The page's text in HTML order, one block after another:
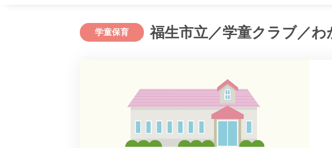
学童保育 福生市立／学童クラブ／